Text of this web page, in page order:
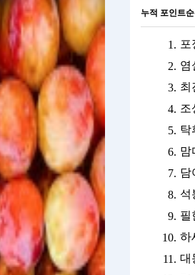
누적 포인트순
1. 포
2. 염
3. 최
4. 조
5. 탁
6. 맘
7. 담
8. 석
9. 필
10. 하
11. 대